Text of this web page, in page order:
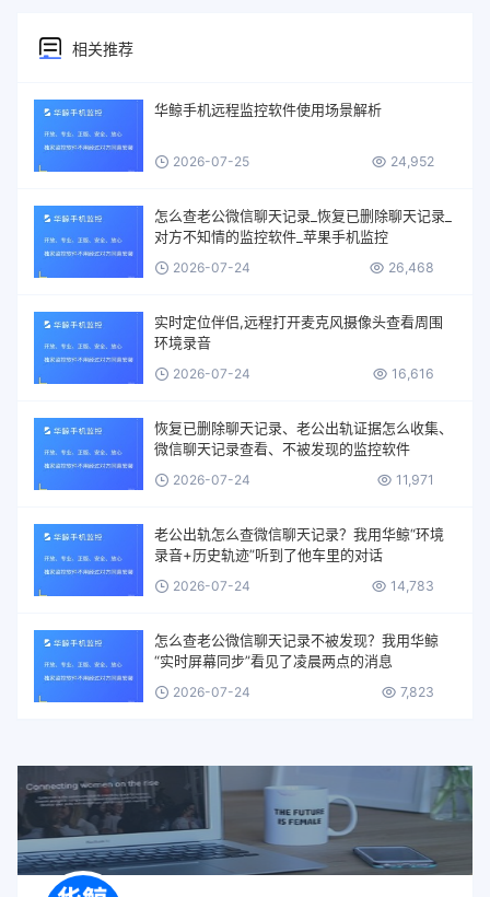
相关推荐
华鲸手机远程监控软件使用场景解析
2026-07-25 24,952
怎么查老公微信聊天记录_恢复已删除聊天记录_
对方不知情的监控软件_苹果手机监控
2026-07-24 26,468
实时定位伴侣,远程打开麦克风摄像头查看周围
环境录音
2026-07-24 16,616
恢复已删除聊天记录、老公出轨证据怎么收集、
微信聊天记录查看、不被发现的监控软件
2026-07-24 11,971
老公出轨怎么查微信聊天记录？我用华鲸“环境
录音+历史轨迹”听到了他车里的对话
2026-07-24 14,783
怎么查老公微信聊天记录不被发现？我用华鲸
“实时屏幕同步”看见了凌晨两点的消息
2026-07-24 7,823